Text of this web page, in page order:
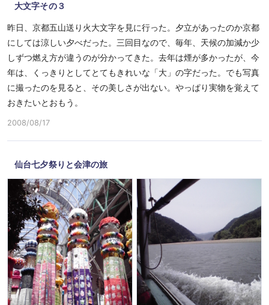
大文字その３
昨日、京都五山送り火大文字を見に行った。夕立があったのか京都
にしては涼しい夕べだった。三回目なので、毎年、天候の加減か少
しずつ燃え方が違うのが分かってきた。去年は煙が多かったが、今
年は、くっきりとしてとてもきれいな「大」の字だった。でも写真
に撮ったのを見ると、その美しさが出ない。やっぱり実物を覚えて
おきたいとおもう。
2008/08/17
仙台七夕祭りと会津の旅